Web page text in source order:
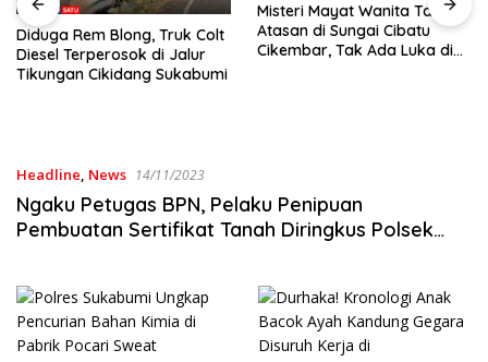
Diduga Rem Blong, Truk Colt
Diesel Terperosok di Jalur
Tikungan Cikidang Sukabumi
Misteri Mayat Wanita Tanpa
Atasan di Sungai Cibatu
Cikembar, Tak Ada Luka di
Headline, News 14/11/2023
Ngaku Petugas BPN, Pelaku Penipuan
Pembuatan Sertifikat Tanah Diringkus Polsek